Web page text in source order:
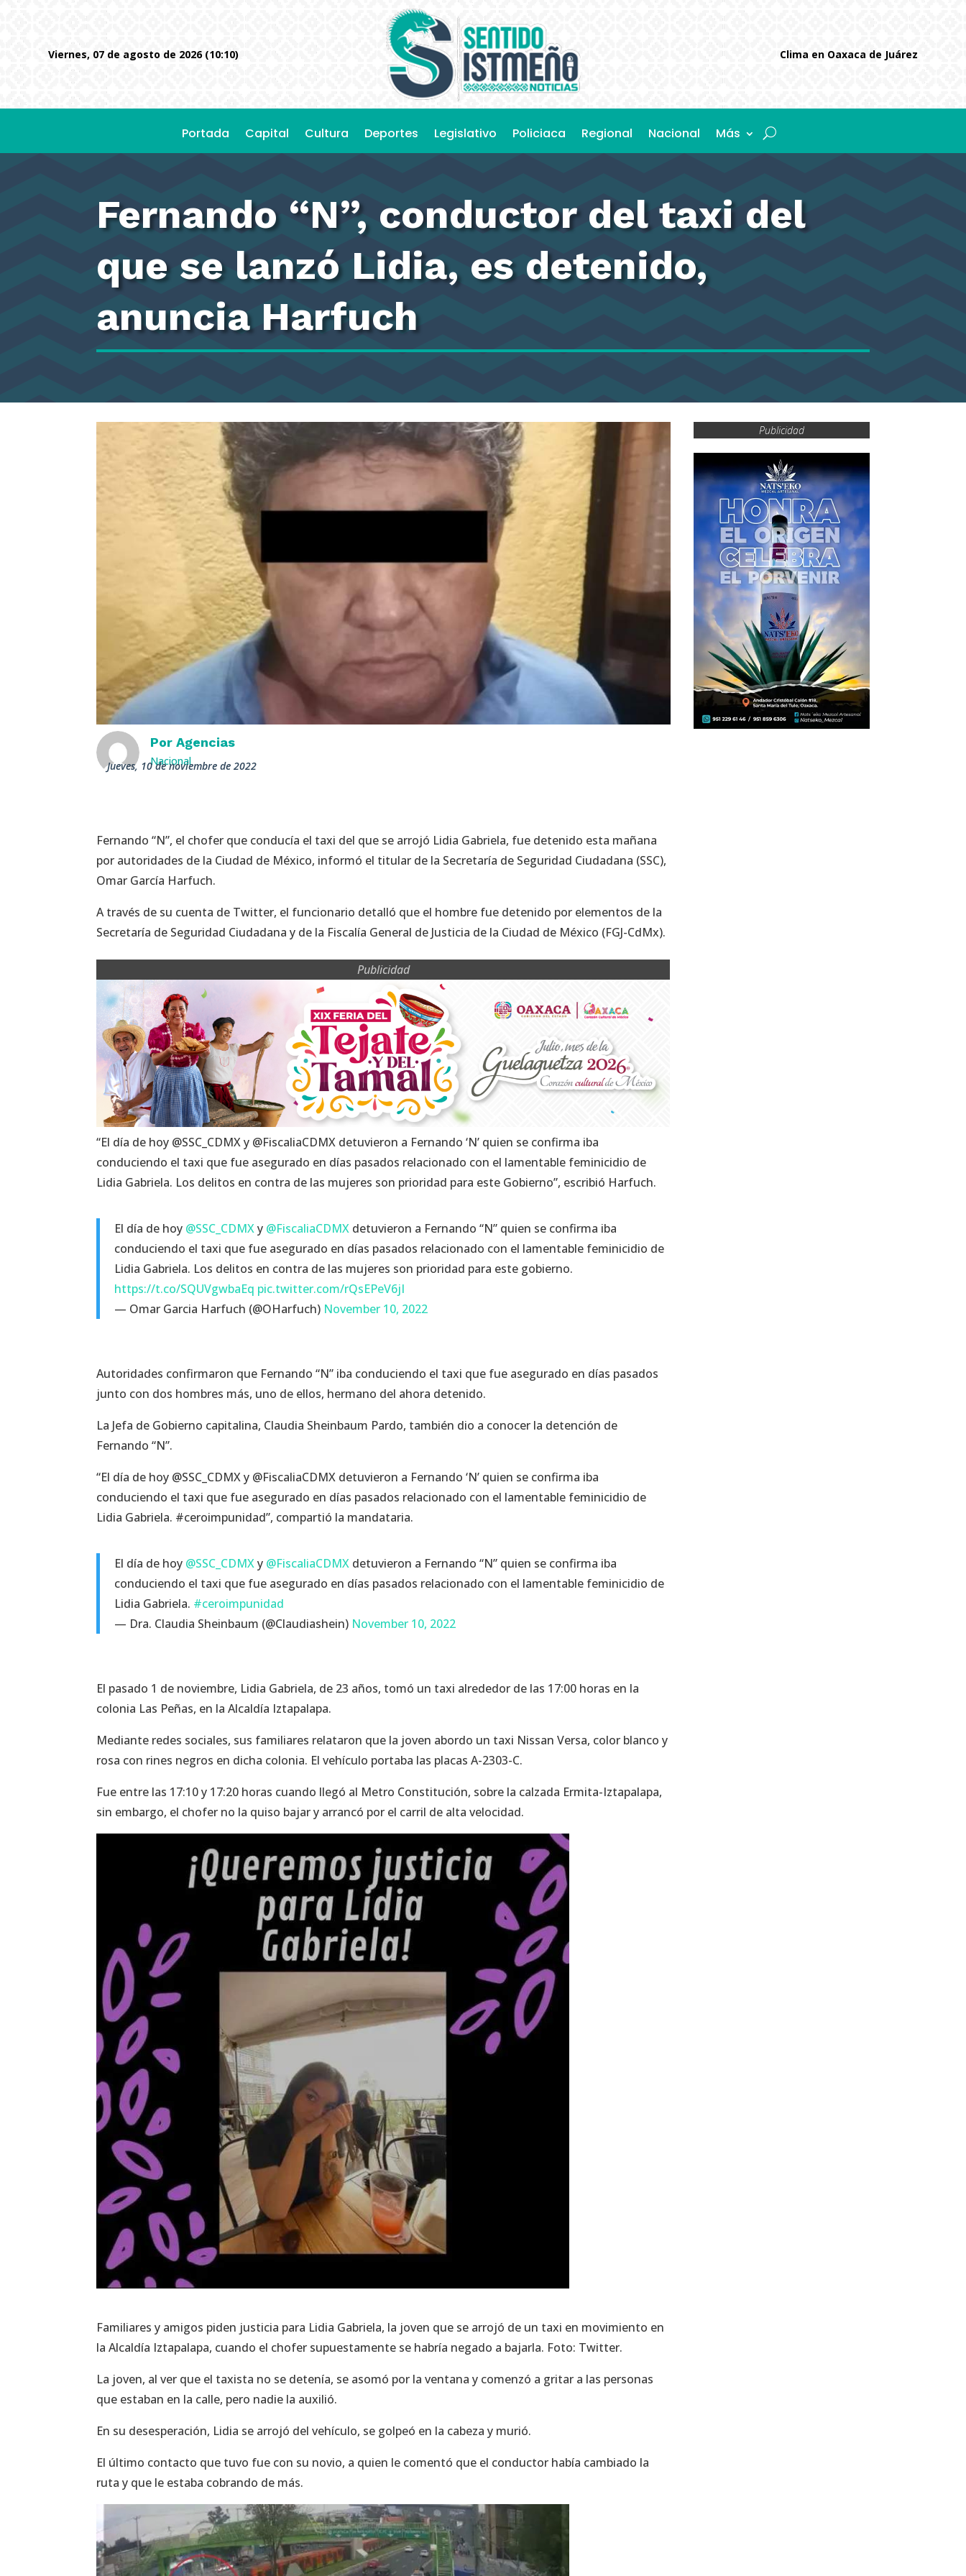
viernes, 07 de agosto de 2026 (10:10) Clima en Oaxaca de Juárez
Portada Capital Cultura Deportes Legislativo Policiaca Regional Nacional Más
Fernando “N”, conductor del taxi del
que se lanzó Lidia, es detenido,
anuncia Harfuch
PorAgencias
Nacional
jueves, 10 de noviembre de 2022
Fernando “N”, el chofer que conducía el taxi del que se arrojó Lidia Gabriela, fue detenido esta mañana
por autoridades de la Ciudad de México, informó el titular de la Secretaría de Seguridad Ciudadana (SSC),
Omar García Harfuch.
A través de su cuenta de Twitter, el funcionario detalló que el hombre fue detenido por elementos de la
Secretaría de Seguridad Ciudadana y de la Fiscalía General de Justicia de la Ciudad de México (FGJ-CdMx).
Publicidad
“El día de hoy @SSC_CDMX y @FiscaliaCDMX detuvieron a Fernando ‘N’ quien se confirma iba
conduciendo el taxi que fue asegurado en días pasados relacionado con el lamentable feminicidio de
Lidia Gabriela. Los delitos en contra de las mujeres son prioridad para este Gobierno”, escribió Harfuch.
El día de hoy @SSC_CDMXy @FiscaliaCDMX detuvieron a Fernando “N” quien se confirma iba
conduciendo el taxi que fue asegurado en días pasados relacionado con el lamentable feminicidio de
Lidia Gabriela. Los delitos en contra de las mujeres son prioridad para este gobierno.
https://t.co/SQUVgwbaEq pic.twitter.com/rQsEPeV6jI
— Omar Garcia Harfuch (@OHarfuch) November 10, 2022
Autoridades confirmaron que Fernando “N” iba conduciendo el taxi que fue asegurado en días pasados
junto con dos hombres más, uno de ellos, hermano del ahora detenido.
La Jefa de Gobierno capitalina, Claudia Sheinbaum Pardo, también dio a conocer la detención de
Fernando “N”.
“El día de hoy @SSC_CDMX y @FiscaliaCDMX detuvieron a Fernando ‘N’ quien se confirma iba
conduciendo el taxi que fue asegurado en días pasados relacionado con el lamentable feminicidio de
Lidia Gabriela. #ceroimpunidad”, compartió la mandataria.
El día de hoy @SSC_CDMXy @FiscaliaCDMX detuvieron a Fernando “N” quien se confirma iba
conduciendo el taxi que fue asegurado en días pasados relacionado con el lamentable feminicidio de
Lidia Gabriela. #ceroimpunidad
— Dra. Claudia Sheinbaum (@Claudiashein) November 10, 2022
El pasado 1 de noviembre, Lidia Gabriela, de 23 años, tomó un taxi alrededor de las 17:00 horas en la
colonia Las Peñas, en la Alcaldía Iztapalapa.
Mediante redes sociales, sus familiares relataron que la joven abordo un taxi Nissan Versa, color blanco y
rosa con rines negros en dicha colonia. El vehículo portaba las placas A-2303-C.
Fue entre las 17:10 y 17:20 horas cuando llegó al Metro Constitución, sobre la calzada Ermita-Iztapalapa,
sin embargo, el chofer no la quiso bajar y arrancó por el carril de alta velocidad.
Familiares y amigos piden justicia para Lidia Gabriela, la joven que se arrojó de un taxi en movimiento en
la Alcaldía Iztapalapa, cuando el chofer supuestamente se habría negado a bajarla. Foto: Twitter.
La joven, al ver que el taxista no se detenía, se asomó por la ventana y comenzó a gritar a las personas
que estaban en la calle, pero nadie la auxilió.
En su desesperación, Lidia se arrojó del vehículo, se golpeó en la cabeza y murió.
El último contacto que tuvo fue con su novio, a quien le comentó que el conductor había cambiado la
ruta y que le estaba cobrando de más.
Publicidad